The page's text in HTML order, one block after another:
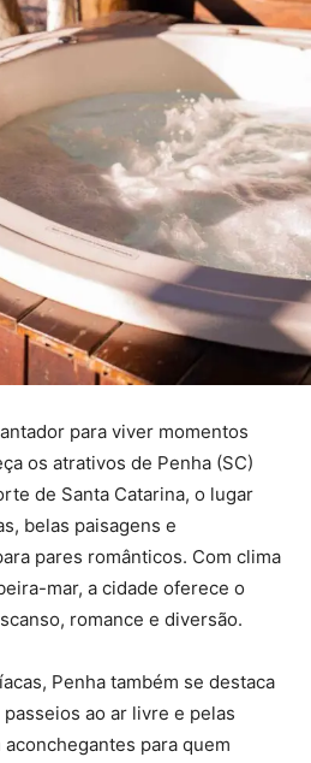
para viver momentos
os atrativos de Penha (SC)
de Santa Catarina, o lugar
belas paisagens e
pares românticos. Com clima
mar, a cidade oferece o
romance e diversão.
Penha também se destaca
ao ar livre e pelas
para quem